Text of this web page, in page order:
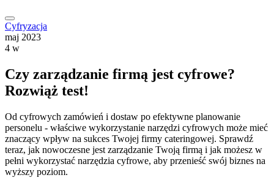
Cyfryzacja
maj 2023
4 w
Czy zarządzanie firmą jest cyfrowe?
Rozwiąż test!
Od cyfrowych zamówień i dostaw po efektywne planowanie
personelu - właściwe wykorzystanie narzędzi cyfrowych może mieć
znaczący wpływ na sukces Twojej firmy cateringowej. Sprawdź
teraz, jak nowoczesne jest zarządzanie Twoją firmą i jak możesz w
pełni wykorzystać narzędzia cyfrowe, aby przenieść swój biznes na
wyższy poziom.